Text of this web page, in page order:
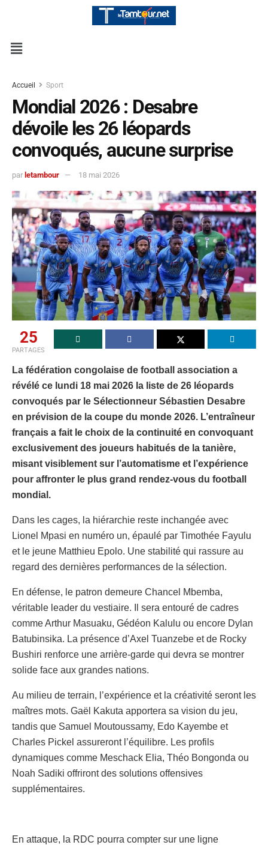
Accueil Sport
Mondial 2026 : Desabre
dévoile les 26 léopards
convoqués, aucune surprise
par letambour 18 mai 2026
25
PARTAGES
La fédération congolaise de football association a
révélé ce lundi 18 mai 2026 la liste de 26 léopards
convoqués par le Sélectionneur Sébastien Desabre
en prévision de la coupe du monde 2026. L’entraîneur
français a fait le choix de la continuité en convoquant
exclusivement des joueurs habitués de la tanière,
misant visiblement sur l’automatisme et l’expérience
pour affronter le plus grand rendez-vous du football
mondial.
Dans les cages, la hiérarchie reste inchangée avec
Lionel Mpasi en numéro un, épaulé par Timothée Fayulu
et le jeune Matthieu Epolo. Une stabilité qui rassure au
regard des dernières performances de la sélection.
En défense, le patron demeure Chancel Mbemba,
véritable leader du vestiaire. Il sera entouré de cadres
comme Arthur Masuaku, Gédéon Kalulu ou encore Dylan
Batubinsika. La présence d’Axel Tuanzebe et de Rocky
Bushiri renforce une arrière-garde qui devra se montrer
solide face aux grandes nations.
Au milieu de terrain, l’expérience et la créativité seront les
maîtres mots. Gaël Kakuta apportera sa vision du jeu,
tandis que Samuel Moutoussamy, Edo Kayembe et
Charles Pickel assureront l’équilibre. Les profils
dynamiques comme Meschack Elia, Théo Bongonda ou
Noah Sadiki offriront des solutions offensives
supplémentaires.
En attaque, la RDC pourra compter sur une ligne